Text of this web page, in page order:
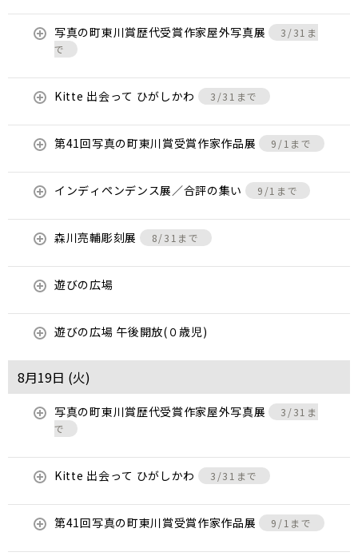
写真の町東川賞歴代受賞作家屋外写真展
3/31ま
で
Kitte 出会って ひがしかわ 3/31まで
第41回写真の町東川賞受賞作家作品展 9/1まで
インディペンデンス展／合評の集い 9/1まで
森川亮輔彫刻展 8/31まで
遊びの広場
遊びの広場 午後開放(０歳児)
8月19日 (火)
写真の町東川賞歴代受賞作家屋外写真展
3/31ま
で
Kitte 出会って ひがしかわ 3/31まで
第41回写真の町東川賞受賞作家作品展 9/1まで